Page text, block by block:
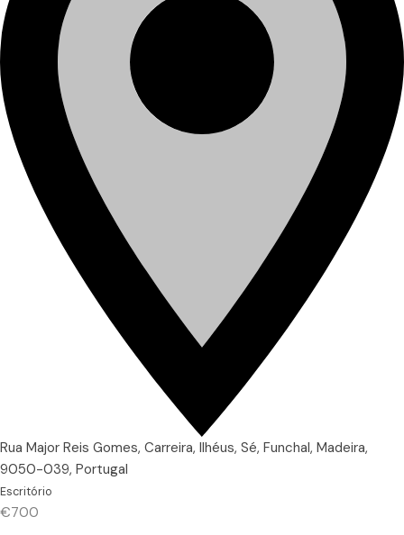
Rua Major Reis Gomes, Carreira, Ilhéus, Sé, Funchal, Madeira,
9050-039, Portugal
Escritório
€700